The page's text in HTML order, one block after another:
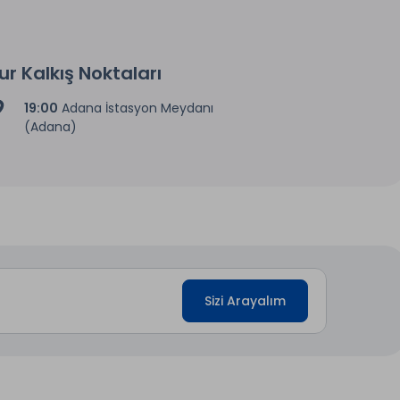
Kalkış Noktaları
19:00 Adana İstasyon Meydanı
(Adana)
Sizi Arayalım